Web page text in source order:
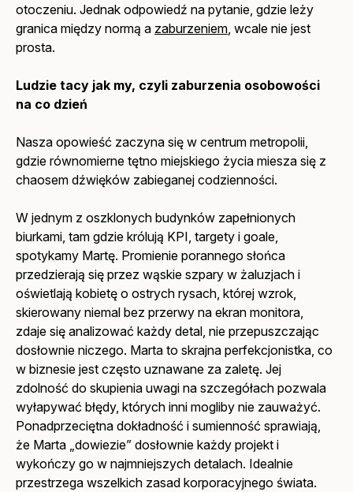
otoczeniu. Jednak odpowiedź na pytanie, gdzie leży
granica między normą a zaburzeniem, wcale nie jest
prosta.
Ludzie tacy jak my, czyli zaburzenia osobowości
na co dzień
Nasza opowieść zaczyna się w centrum metropolii,
gdzie równomierne tętno miejskiego życia miesza się z
chaosem dźwięków zabieganej codzienności.
W jednym z oszklonych budynków zapełnionych
biurkami, tam gdzie królują KPI, targety i goale,
spotykamy Martę. Promienie porannego słońca
przedzierają się przez wąskie szpary w żaluzjach i
oświetlają kobietę o ostrych rysach, której wzrok,
skierowany niemal bez przerwy na ekran monitora,
zdaje się analizować każdy detal, nie przepuszczając
dosłownie niczego. Marta to skrajna perfekcjonistka, co
w biznesie jest często uznawane za zaletę. Jej
zdolność do skupienia uwagi na szczegółach pozwala
wyłapywać błędy, których inni mogliby nie zauważyć.
Ponadprzeciętna dokładność i sumienność sprawiają,
że Marta „dowiezie” dosłownie każdy projekt i
wykończy go w najmniejszych detalach. Idealnie
przestrzega wszelkich zasad korporacyjnego świata.